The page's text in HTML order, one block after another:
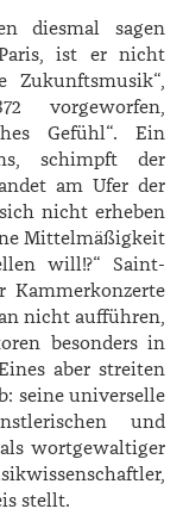
diesmal sagen
ist er nicht
Zukunftsmusik“,
vorgeworfen,
Gefühl“. Ein
schimpft der
am Ufer der
nicht erheben
Mittelmäßigkeit
will!?“ Saint-
Kammerkonzerte
nicht aufführen,
besonders in
aber streiten
seine universelle
und
wortgewaltiger
stellt.